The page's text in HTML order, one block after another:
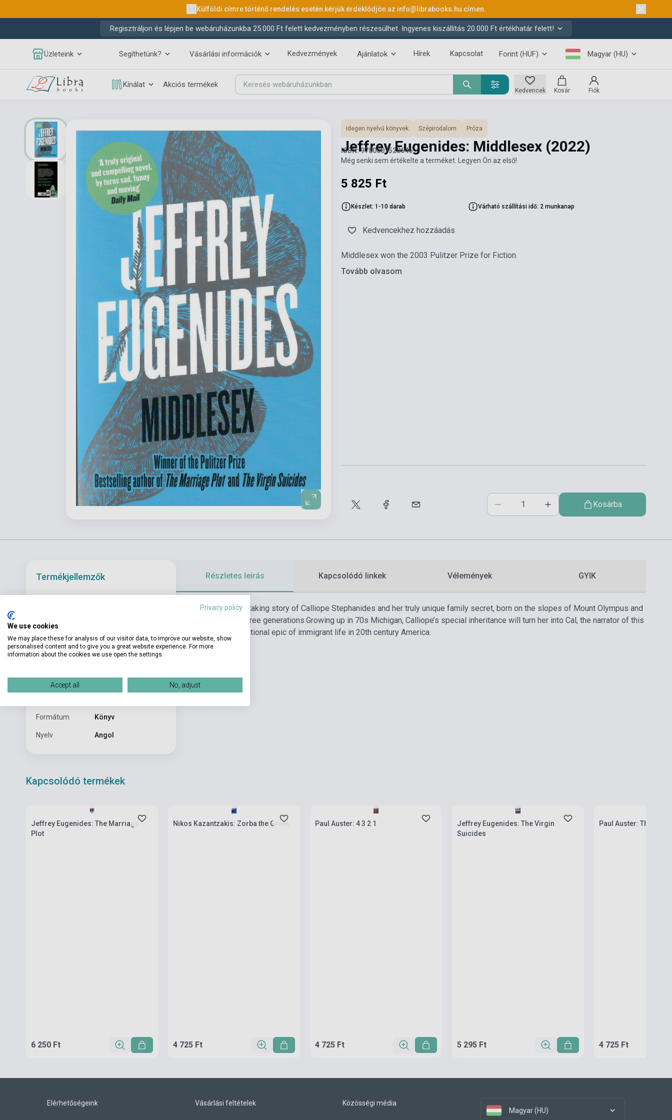
Külföldi címre történő rendelés esetén kérjük érdeklődjön az info@librabooks.hu címen.
Regisztráljon és lépjen be webáruházunkba 25.000 Ft felett kedvezményben részesülhet. Ingyenes kiszállítás 20.000 Ft értékhatár felett!
Üzleteink Segíthetünk? Vásárlási információk Kedvezmények Ajánlatok Hírek Kapcsolat Forint (HUF) Magyar (HU)
Kínálat Akciós termékek
Kedvencek Kosár Fiók
Idegen nyelvű könyvek Szépirodalom Próza
Jeffrey Eugenides: Middlesex (2022)
ISBN: 9780007528646
Még senki sem értékelte a terméket. Legyen Ön az első!
5 825 Ft
Készlet: 1-10 darab Várható szállítási idő: 2 munkanap
Kedvencekhez hozzáadás
Middlesex won the 2003 Pulitzer Prize for Fiction.
Tovább olvasom
Kosárba
Termékjellemzők
Szerző
Oldalszám 529
Kiadó
Formátum Könyv
Nyelv Angol
Részletes leírás Kapcsolódó linkek Vélemények GYIK
So begins the breathtaking story of Calliope Stephanides and her truly unique family secret, born on the slopes of Mount Olympus and
passed on through three generations.Growing up in 70s Michigan, Calliope’s special inheritance will turn her into Cal, the narrator of this
intersex, inter-generational epic of immigrant life in 20th century America.
Kapcsolódó termékek
Jeffrey Eugenides: The Marriage
Plot
6 250 Ft
Nikos Kazantzakis: Zorba the Greek
4 725 Ft
Paul Auster: 4 3 2 1
4 725 Ft
Jeffrey Eugenides: The Virgin
Suicides
5 295 Ft
Paul Auster: The
4 725 Ft
Elérhetőségeink Vásárlási feltételek
Közösségi média
Magyar (HU)
Privacy policy
We use cookies
We may place these for analysis of our visitor data, to improve our website, show
personalised content and to give you a great website experience. For more
information about the cookies we use open the settings.
Accept all No, adjust